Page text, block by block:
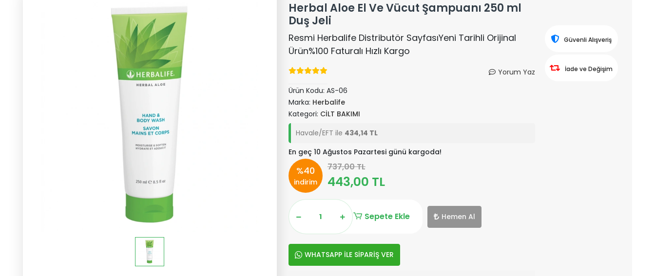
Herbal Aloe El Ve Vücut Şampuanı 250 ml
Duş Jeli
Resmi Herbalife Distributör SayfasıYeni Tarihli Orijinal
Ürün%100 Faturalı Hızlı Kargo
Yorum Yaz
Ürün Kodu: AS-06
Marka: Herbalife
Kategori: CİLT BAKIMI
Havale/EFT ile 434,14 TL
En geç 10 Ağustos Pazartesi günü kargoda!
%40
indirim
737,00 TL
443,00 TL
Sepete Ekle Hemen Al
WHATSAPP İLE SİPARİŞ VER
Güvenli Alışveriş
İade ve Değişim